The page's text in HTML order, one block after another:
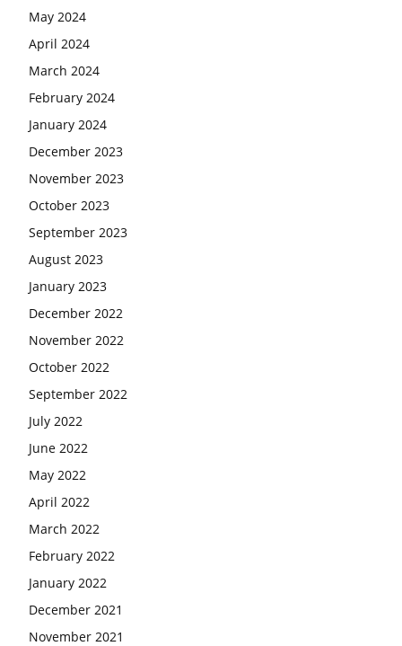
May 2024
April 2024
March 2024
February 2024
January 2024
December 2023
November 2023
October 2023
September 2023
August 2023
January 2023
December 2022
November 2022
October 2022
September 2022
July 2022
June 2022
May 2022
April 2022
March 2022
February 2022
January 2022
December 2021
November 2021